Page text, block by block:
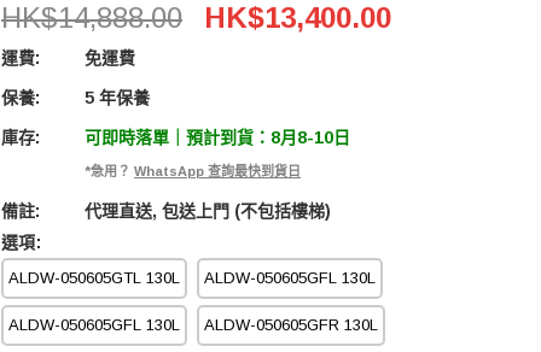
Acalava ALDW-050620GTR 500L 電子防潮衣櫃
HK$14,888.00 HK$13,400.00
運費: 免運費
保養: 5 年保養
庫存: 可即時落單｜預計到貨：8月8-10日
*急用？ WhatsApp 查詢最快到貨日
備註:
代理直送, 包送上門 (不包括樓梯)
選項:
ALDW-050605GTL 130L ALDW-050605GFL 130L
ALDW-050605GFL 130L ALDW-050605GFR 130L